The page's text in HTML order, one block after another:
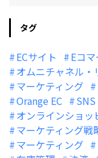
タグ
ECサイト Eコ
オムニチャネル・
マーケティング
Orange EC
SNS
オンラインショッ
マーケティング戦
マーケティング